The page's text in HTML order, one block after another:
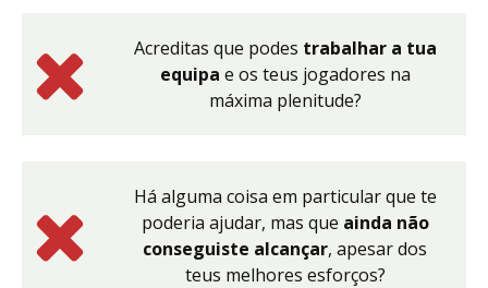
Acreditas que podes trabalhar a tua
equipa e os teus jogadores na
máxima plenitude?
Há alguma coisa em particular que te
poderia ajudar, mas que ainda não
conseguiste alcançar, apesar dos
teus melhores esforços?